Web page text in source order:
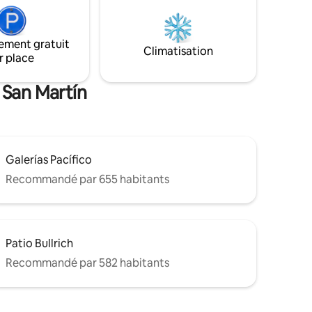
studio
à pied
café Nespresso, four électrique et
plaques de cuisson, micro-ondes,
réfrigérateur, draps, serviettes, sécurité
24h/24 et service de conciergerie.
gratuit
place
Climatisation
Martín
Galerías Pacífico
Recommandé par 655 habitants
Patio Bullrich
Recommandé par 582 habitants